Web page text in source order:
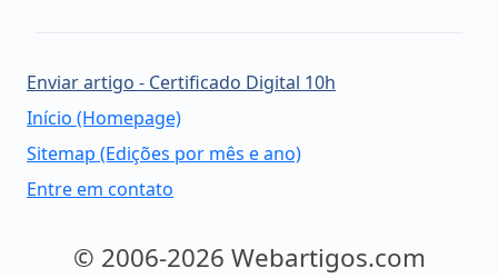
Enviar artigo - Certificado Digital 10h
Início (Homepage)
Sitemap (Edições por mês e ano)
Entre em contato
© 2006-2026 Webartigos.com